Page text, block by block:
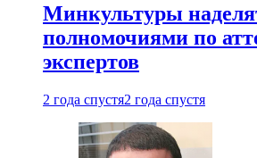
Минкультуры
полномочиями по
экспертов
2 года спустя2 года спустя